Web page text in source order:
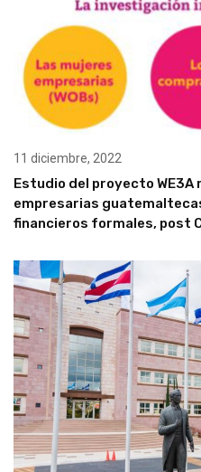
11 diciembre, 2022
Estudio del proyecto
empresarias
financieros formales, post